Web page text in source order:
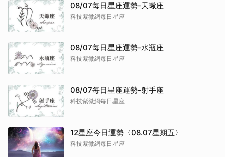
08/07每日星座運勢-天蠍座
科技紫微網每日星座
08/07每日星座運勢-水瓶座
科技紫微網每日星座
08/07每日星座運勢-射手座
科技紫微網每日星座
12星座今日運勢〈08.07星期五〉
科技紫微網每日星座